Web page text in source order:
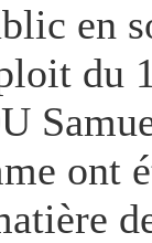
en
du
ont